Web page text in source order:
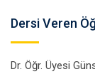
Dersi Veren
Dr. Öğr. Üyesi